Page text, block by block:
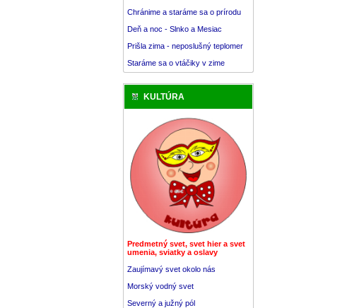
Chránime a staráme sa o prírodu
Deň a noc - Slnko a Mesiac
Prišla zima - neposlušný teplomer
Staráme sa o vtáčiky v zime
KULTÚRA
Predmetný svet, svet hier a svet
umenia, sviatky a oslavy
Zaujímavý svet okolo nás
Morský vodný svet
Severný a južný pól